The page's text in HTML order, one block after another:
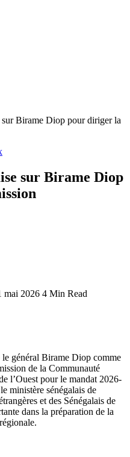
sur Birame Diop pour diriger la
sur Birame Diop
mai 2026 4 Min Read
général Birame Diop comme
de la Communauté
l’Ouest pour le mandat 2026-
ministère sénégalais de
et des Sénégalais de
dans la préparation de la